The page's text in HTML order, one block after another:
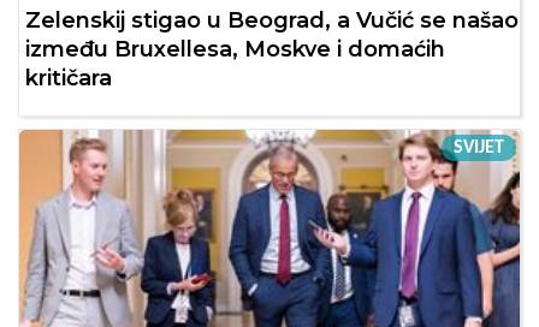
Zelenskij stigao u Beograd, a Vučić se našao
između Bruxellesa, Moskve i domaćih
kritičara
SVIJET